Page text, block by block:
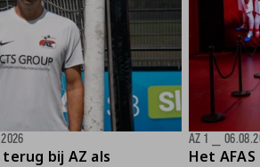
bij AZ als
Het
AZ 1